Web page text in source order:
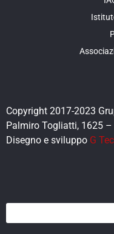
Copyright 2017-2023
Palmiro Togliatti, 1625 –
Disegno e sviluppo G